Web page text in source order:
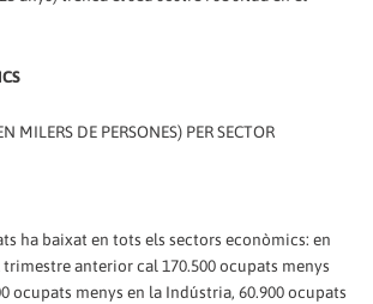
MILERS DE PERSONES) PER SECTOR
ha baixat en tots els sectors econòmics: en
anterior cal 170.500 ocupats menys
ocupats menys en la Indústria, 60.900 ocupats